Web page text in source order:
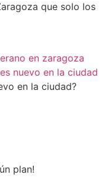
que solo los
nuevo en la ciudad
en la ciudad?
plan!